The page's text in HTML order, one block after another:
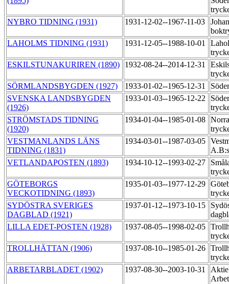
NYBRO TIDNING (1931)
1931-12-02--1967-11-03
LAHOLMS TIDNING (1931)
1931-12-05--1988-10-01
ESKILSTUNAKURIREN (1890)
1932-08-24--2014-12-31
SÖRMLANDSBYGDEN (1927)
1933-01-02--1965-12-31
SVENSKA LANDSBYGDEN
(1926)
1933-01-03--1965-12-22
STRÖMSTADS TIDNING
(1920)
1934-01-04--1985-01-08
VESTMANLANDS LÄNS
TIDNING (1831)
1934-03-01--1987-03-05
VETLANDAPOSTEN (1893)
1934-10-12--1993-02-27
GÖTEBORGS
VECKOTIDNING (1893)
1935-01-03--1977-12-29
SYDÖSTRA SVERIGES
DAGBLAD (1921)
1937-01-12--1973-10-15
LILLA EDET-POSTEN (1928)
1937-08-05--1998-02-05
TROLLHÄTTAN (1906)
1937-08-10--1985-01-26
ARBETARBLADET (1902)
1937-08-30--2003-10-31